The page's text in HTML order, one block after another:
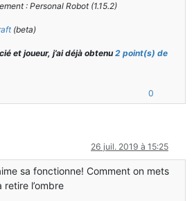
: Personal Robot (1.15.2)
(beta)
et joueur, j’ai déjà obtenu2 point(s) de
0
26 juil. 2019 à 15:25
sa fonctionne! Comment on mets
retire l’ombre